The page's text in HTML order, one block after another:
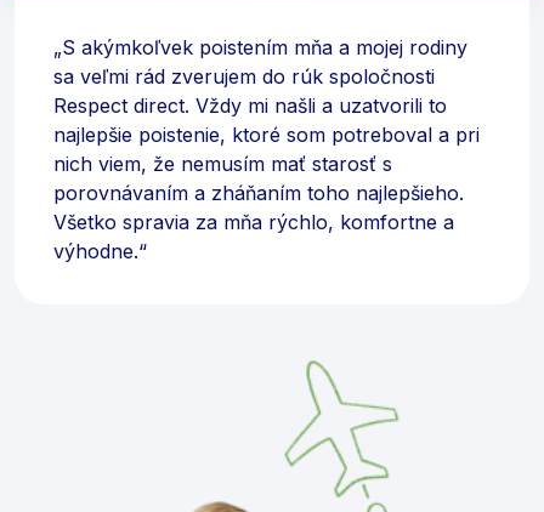
„S akýmkoľvek poistením mňa a mojej rodiny
sa veľmi rád zverujem do rúk spoločnosti
Respect direct. Vždy mi našli a uzatvorili to
najlepšie poistenie, ktoré som potreboval a pri
nich viem, že nemusím mať starosť s
porovnávaním a zháňaním toho najlepšieho.
Všetko spravia za mňa rýchlo, komfortne a
výhodne.“